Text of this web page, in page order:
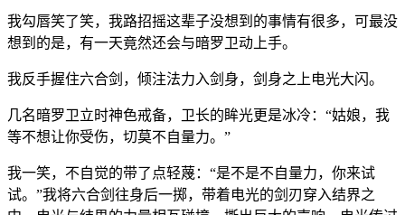
我勾唇笑了笑，我路招摇这辈子没想到的事情有很多，可最没
想到的是，有一天竟然还会与暗罗卫动上手。
我反手握住六合剑，倾注法力入剑身，剑身之上电光大闪。
几名暗罗卫立时神色戒备，卫长的眸光更是冰冷：“姑娘，我
等不想让你受伤，切莫不自量力。”
我一笑，不自觉的带了点轻蔑：“是不是不自量力，你来试
试。”我将六合剑往身后一掷，带着电光的剑刃穿入结界之